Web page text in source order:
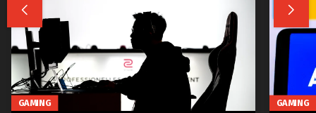
 
GAMING GAMING